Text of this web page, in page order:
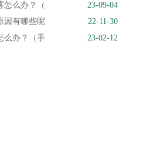
怎么办？（
23-09-04
因有哪些呢
22-11-30
么办？（手
23-02-12